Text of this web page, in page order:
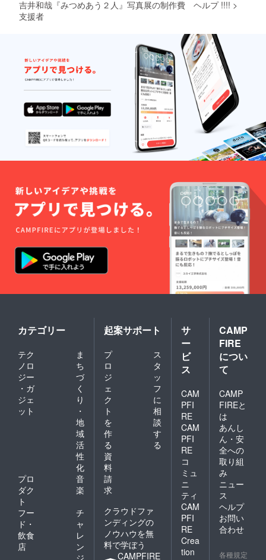
吉井和哉『みつめあう２人』写真展の制作費 ヘルプ !!!! >
支援者
カテゴリー
テク
ノロ
ジー
・ガ
ジェ
ット
ま
ち
づ
く
り
・
地
域
活
性
化
プロ
ダク
ト
音
楽
フー
ド・
飲食
店
チ
ャ
レ
ン
ジ
起案サポート
プ
ロ
ジ
ェ
ク
ト
を
作
る
ス
タ
ッ
フ
に
相
談
す
る
資
料
請
求
クラウドファ
ンディングの
ノウハウを無
料で学ぼう
CAMPFIRE
サ
ー
ビ
ス
CAM
PFI
RE
CAM
PFI
RE
コ
ミュ
ニ
ティ
CAM
PFI
RE
Crea
tion
CAMP
FIRE
につい
て
CAMP
FIREと
は
あんし
ん・安
全への
取り組
み
ニュー
ス
ヘルプ
お問い
合わせ
各種規定